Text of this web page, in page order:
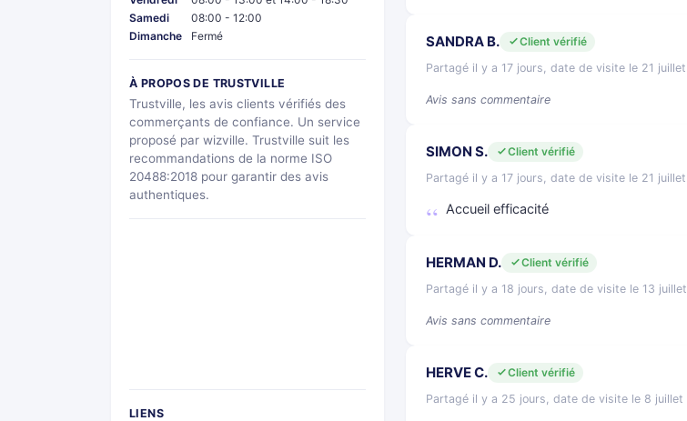
Samedi
08:00 - 12:00
Dimanche
Fermé
À PROPOS DE TRUSTVILLE
Trustville, les avis clients vérifiés des
commerçants de confiance. Un service
proposé par wizville. Trustville suit les
recommandations de la norme ISO
20488:2018 pour garantir des avis
authentiques.
LIENS
SANDRA B.
Client vérifié
Partagé il y a 17 jours, date de visite le 21 juillet
Avis sans commentaire
SIMON S.
Client vérifié
Partagé il y a 17 jours, date de visite le 21 juillet
Accueil efficacité
HERMAN D.
Client vérifié
Partagé il y a 18 jours, date de visite le 13 juillet
Avis sans commentaire
HERVE C.
Client vérifié
Partagé il y a 25 jours, date de visite le 8 juillet